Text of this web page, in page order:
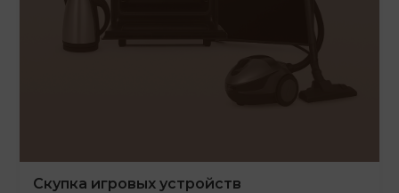
Скупка игровых устройств